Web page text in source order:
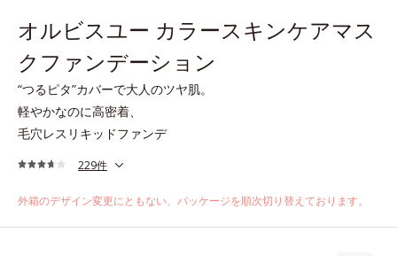
オルビスユー カラースキンケアマス
クファンデーション
“つるピタ”カバーで大人のツヤ肌。
軽やかなのに高密着、
毛穴レスリキッドファンデ
229件
外箱のデザイン変更にともない、パッケージを順次切り替えております。